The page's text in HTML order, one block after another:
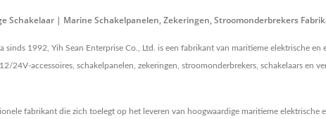
Schakelaar | Marine Schakelpanelen, Zekeringen, Stroomonderbrekers
sinds 1992, Yih Sean Enterprise Co., Ltd. is een fabrikant van maritieme elektrische
24V-accessoires, schakelpanelen, zekeringen, stroomonderbrekers, schakelaars
fabrikant die zich toelegt op het leveren van hoogwaardige maritieme